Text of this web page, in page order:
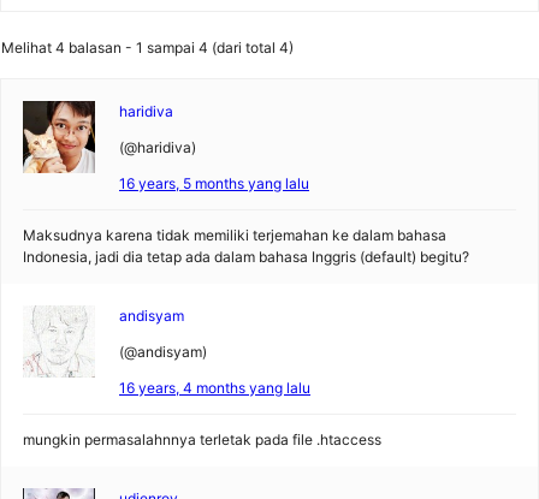
Melihat 4 balasan - 1 sampai 4 (dari total 4)
haridiva
(@haridiva)
16 years, 5 months yang lalu
Maksudnya karena tidak memiliki terjemahan ke dalam bahasa
Indonesia, jadi dia tetap ada dalam bahasa Inggris (default) begitu?
andisyam
(@andisyam)
16 years, 4 months yang lalu
mungkin permasalahnnya terletak pada file .htaccess